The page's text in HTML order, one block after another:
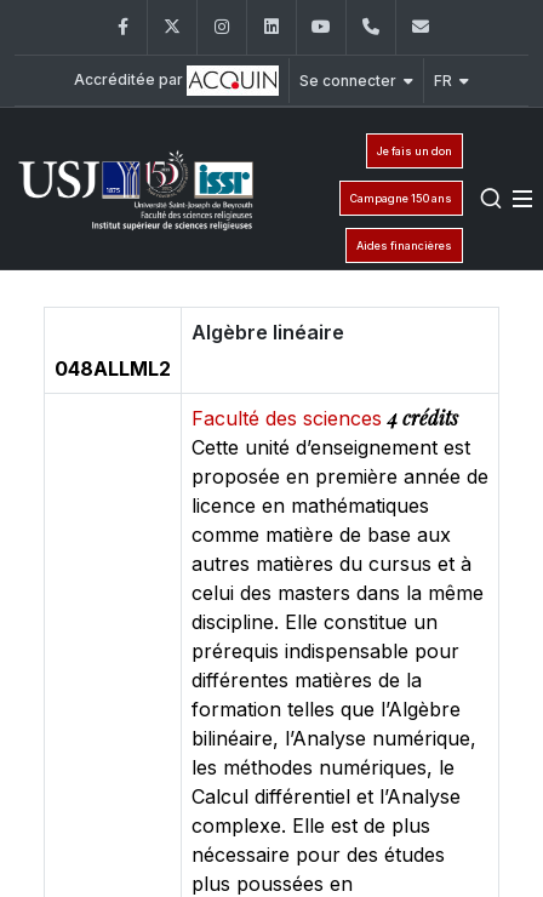
FacebookTwitter InstagramLinkedInYouTube+961 (1) 421 581
Accréditée par Se connecter FR
Je fais un don
Campagne 150 ans
Aides financières
048ALLML2
Algèbre linéaire
Faculté des sciences4 crédits
Cette unité d’enseignement est
proposée en première année de
licence en mathématiques
comme matière de base aux
autres matières du cursus et à
celui des masters dans la même
discipline. Elle constitue un
prérequis indispensable pour
différentes matières de la
formation telles que l’Algèbre
bilinéaire, l’Analyse numérique,
les méthodes numériques, le
Calcul différentiel et l’Analyse
complexe. Elle est de plus
nécessaire pour des études
plus poussées en